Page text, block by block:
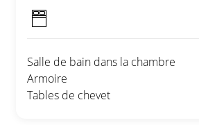
Salle de bain dans la chambre
Armoire
Tables de chevet